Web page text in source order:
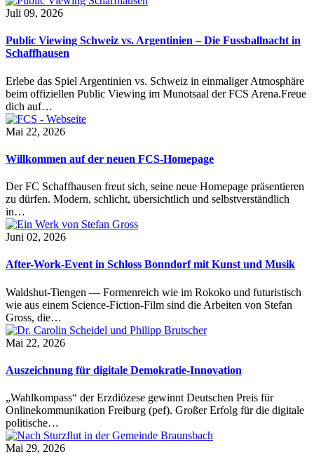
Juli 09, 2026
Public Viewing Schweiz vs. Argentinien – Die Fussballnacht in
Schaffhausen
Erlebe das Spiel Argentinien vs. Schweiz in einmaliger Atmosphäre
beim offiziellen Public Viewing im Munotsaal der FCS Arena.Freue
dich auf…
Mai 22, 2026
Willkommen auf der neuen FCS-Homepage
Der FC Schaffhausen freut sich, seine neue Homepage präsentieren
zu dürfen. Modern, schlicht, übersichtlich und selbstverständlich
in…
Juni 02, 2026
After-Work-Event in Schloss Bonndorf mit Kunst und Musik
Waldshut-Tiengen — Formenreich wie im Rokoko und futuristisch
wie aus einem Science-Fiction-Film sind die Arbeiten von Stefan
Gross, die…
Mai 22, 2026
Auszeichnung für digitale Demokratie-Innovation
„Wahlkompass“ der Erzdiözese gewinnt Deutschen Preis für
Onlinekommunikation Freiburg (pef). Großer Erfolg für die digitale
politische…
Mai 29, 2026